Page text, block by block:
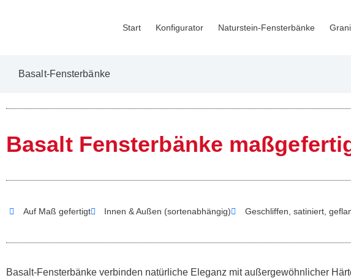
Start Konfigurator Naturstein-Fensterbänke
Basalt-Fensterbänke
Basalt Fensterbänke
Auf Maß gefertigt Innen & Außen (sortenabhängig) Geschliffen, satiniert,
Basalt-Fensterbänke verbinden natürliche Eleganz mit außergewöhnlicher